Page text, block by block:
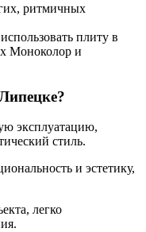
ритмичных
плиту в
Моноколор и
эксплуатацию,
стиль.
и эстетику,
легко